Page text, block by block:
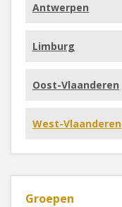
Antwerpen
Limburg
Oost-Vlaanderen
West-Vlaanderen
Groepen